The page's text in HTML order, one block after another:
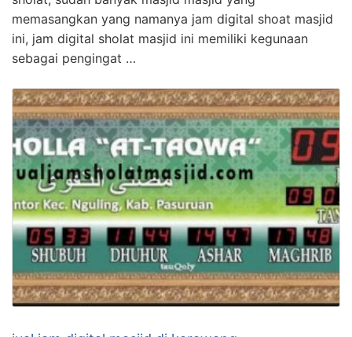
memasangkan yang namanya jam digital shoat masjid
ini, jam digital sholat masjid ini memiliki kegunaan
sebagai pengingat …